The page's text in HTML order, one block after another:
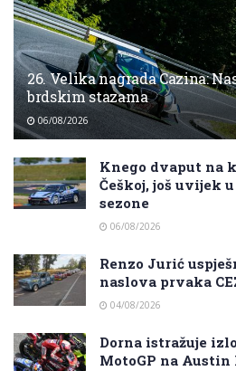
26. Velika nagrada Cazina:
brdskim stazama
06/08/2026
Knego dvaput na
Češkoj, još uvijek
sezone
06/08/2026
Renzo Jurić
naslova prvaka
04/08/2026
Dorna istražuje
MotoGP na Austin